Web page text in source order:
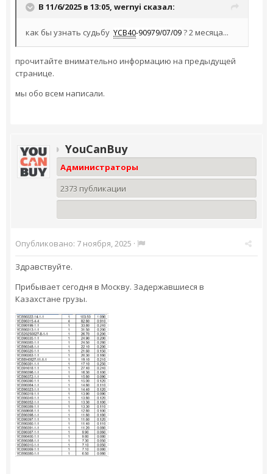
В 11/6/2025 в 13:05, wernyi сказал:
как бы узнать судьбу YCB40-90979/07/09? 2 месяца...
прочитайте внимательно информацию на предыдущей
странице.
мы обо всем написали.
YouCanBuy
Администраторы
2373 публикации
Опубликовано: 7 ноября, 2025 ·
Здравствуйте.
Прибывает сегодня в Москву. Задержавшиеся в
Казахстане грузы.